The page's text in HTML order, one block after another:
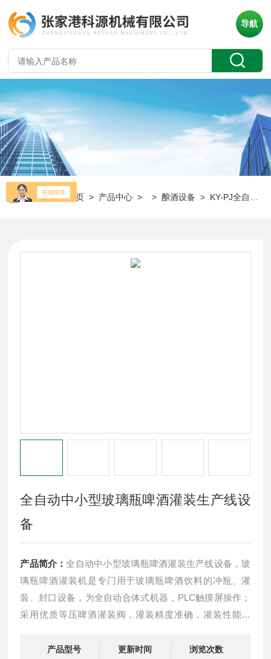
导航
当前位置：首页 > 产品中心 > >酿酒设备 > KY-PJ全自动中小型玻璃瓶啤酒灌装生产线设备
全自动中小型玻璃瓶啤酒灌装生产线设
备
产品简介：全自动中小型玻璃瓶啤酒灌装生产线设备，玻
璃瓶啤酒灌装机是专门用于玻璃瓶啤酒饮料的冲瓶、灌
装、封口设备，为全自动合体式机器，PLC触摸屏操作；
采用优质等压啤酒灌装阀，灌装精度准确，灌装性能稳
7000-8000瓶/小时
产品型号
更新时间
浏览次数